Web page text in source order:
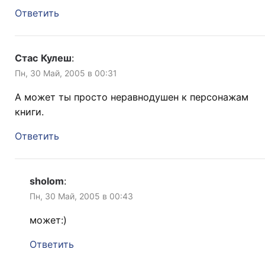
Ответить
Стас Кулеш:
Пн, 30 Май, 2005 в 00:31
А может ты просто неравнодушен к персонажам
книги.
Ответить
sholom:
Пн, 30 Май, 2005 в 00:43
может:)
Ответить